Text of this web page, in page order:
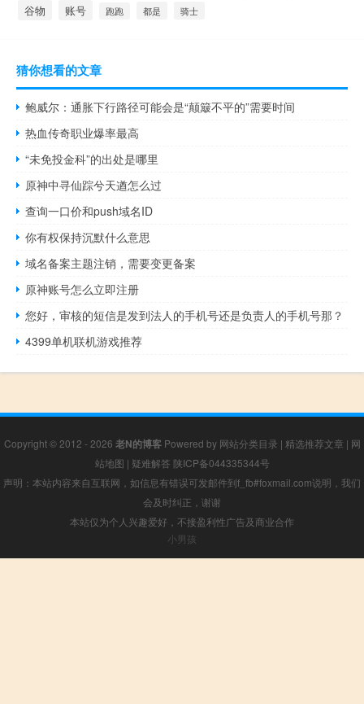
谷物 账号 跑跑 都是 骑士
猜你想看的文章
鲍威尔：通胀下行路径可能会是“颠簸不平的”需要时间
热血传奇职业爆率最高
“未免投金科”的出处是哪里
原神中寻仙踪兮天遒怎么过
查询一口价和push域名ID
你有权保持沉默什么意思
域名备案主题注销，需要变更备案
原神账号怎么立即注册
您好，审核的短信是发到法人的手机号还是负责人的手机号那？
4399单机联机游戏推荐
Copyright © 2012 - 2026 老N的博客Powered by 网站分类目录 | 精选推荐文章 | 网
站地图 | 疑难解答 陕ICP备044335344号
声明：本站内容来自互联网，如信息有错误可发邮件到f_fb#foxmail.com说明，我们
会及时纠正，谢谢
本站仅为个人兴趣爱好，不接盈利性广告及商业合作
小男孩